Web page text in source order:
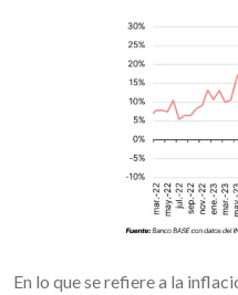
En lo que se refiere a la